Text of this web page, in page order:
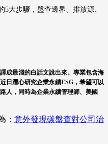
5大步驟，盤查邊界、排放源、
成最淺的白話文說出來。專業包含海
日潛心研究企業永續ESG，希望可以
人，同時為企業永續管理師、美國
： 意外發現碳盤查對公司治